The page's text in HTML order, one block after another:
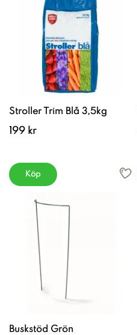
Stroller Trim Blå 3,5kg
199 kr
Köp
Buskstöd Grön